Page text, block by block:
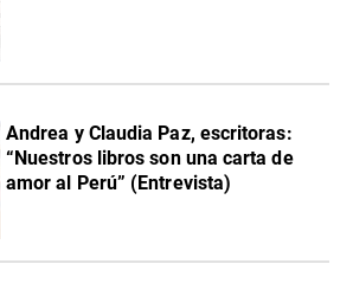
Andrea y Claudia Paz, escritoras:
“Nuestros libros son una carta de
amor al Perú” (Entrevista)